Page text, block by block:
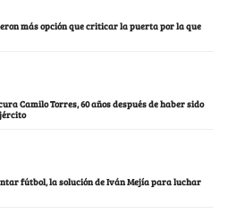
más opción que criticar la puerta por la que
Camilo Torres, 60 años después de haber sido
fútbol, la solución de Iván Mejía para luchar